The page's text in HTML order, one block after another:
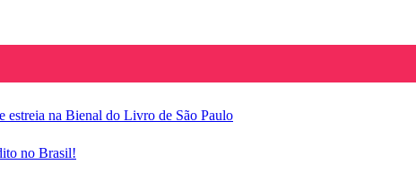
estreia na Bienal do Livro de São Paulo
no Brasil!